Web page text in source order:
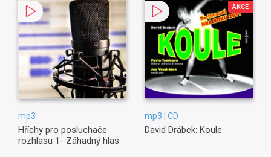
mp3
Hříchy pro posluchače
rozhlasu 1- Záhadný hlas
AKCE
mp3 | CD
David Drábek: Koule